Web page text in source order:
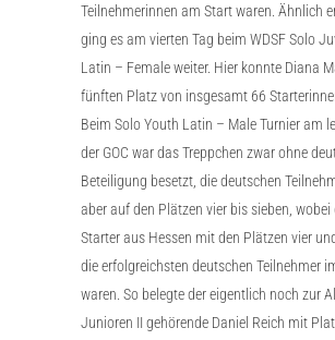
Teilnehmerinnen am Start waren. Ähnlich
ging es am vierten Tag beim WDSF Solo
Latin – Female weiter. Hier konnte Diana
fünften Platz von insgesamt 66
Beim Solo Youth Latin – Male Turnier am
der GOC war das Treppchen zwar ohne
Beteiligung besetzt, die deutschen
aber auf den Plätzen vier bis sieben, wobei
Starter aus Hessen mit den Plätzen vier
die erfolgreichsten deutschen Teilnehmer
waren. So belegte der eigentlich noch zur
Junioren II gehörende Daniel Reich mit